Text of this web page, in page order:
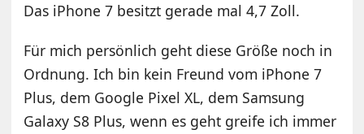
Das iPhone 7 besitzt gerade mal 4,7 Zoll.
Für mich persönlich geht diese Größe noch in
Ordnung. Ich bin kein Freund vom iPhone 7
Plus, dem Google Pixel XL, dem Samsung
Galaxy S8 Plus, wenn es geht greife ich immer